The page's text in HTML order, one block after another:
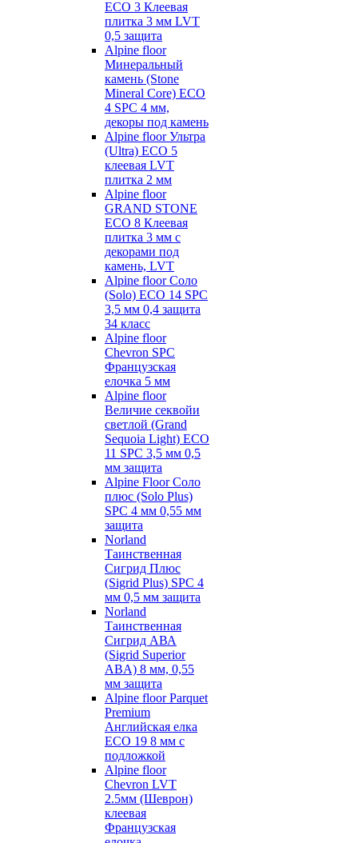
ECO 3 Клеевая
плитка 3 мм LVT
0,5 защита
Alpine floor
Минеральный
камень (Stone
Mineral Core) ECO
4 SPC 4 мм,
декоры под камень
Alpine floor Ультра
(Ultra) ECO 5
клеевая LVT
плитка 2 мм
Alpine floor
GRAND STONE
ECO 8 Клеевая
плитка 3 мм с
декорами под
камень, LVT
Alpine floor Соло
(Solo) ECO 14 SPC
3,5 мм 0,4 защита
34 класс
Alpine floor
Chevron SPC
Французская
елочка 5 мм
Alpine floor
Величие секвойи
светлой (Grand
Sequoia Light) ECO
11 SPC 3,5 мм 0,5
мм защита
Alpine Floor Соло
плюс (Solo Plus)
SPC 4 мм 0,55 мм
защита
Norland
Таинственная
Сигрид Плюс
(Sigrid Plus) SPC 4
мм 0,5 мм защита
Norland
Таинственная
Сигрид АВА
(Sigrid Superior
ABA) 8 мм, 0,55
мм защита
Alpine floor Parquet
Premium
Английская елка
ECO 19 8 мм с
подложкой
Alpine floor
Chevron LVT
2.5мм (Шеврон)
клеевая
Французская